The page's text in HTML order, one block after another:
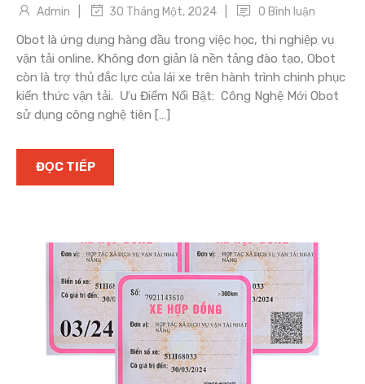
Admin 30 Tháng Một, 2024 0 Bình luận
Obot là ứng dụng hàng đầu trong việc học, thi nghiệp vụ
vận tải online. Không đơn giản là nền tảng đào tạo, Obot
còn là trợ thủ đắc lực của lái xe trên hành trình chinh phục
kiến thức vận tải. Ưu Điểm Nổi Bật: Công Nghệ Mới Obot
sử dụng công nghệ tiên […]
ĐỌC TIẾP